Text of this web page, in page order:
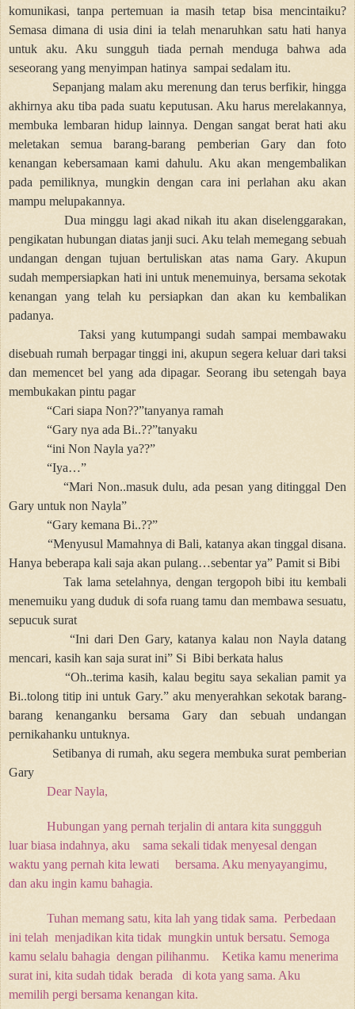
komunikasi, tanpa pertemuan ia masih tetap bisa mencintaiku?
Semasa dimana di usia dini ia telah menaruhkan satu hati hanya
untuk aku. Aku sungguh tiada pernah menduga bahwa ada
seseorang yang menyimpan hatinya sampai sedalam itu.
Sepanjang malam aku merenung dan terus berfikir, hingga
akhirnya aku tiba pada suatu keputusan. Aku harus merelakannya,
membuka lembaran hidup lainnya. Dengan sangat berat hati aku
meletakan semua barang-barang pemberian Gary dan foto
kenangan kebersamaan kami dahulu. Aku akan mengembalikan
pada pemiliknya, mungkin dengan cara ini perlahan aku akan
mampu melupakannya.
Dua minggu lagi akad nikah itu akan diselenggarakan,
pengikatan hubungan diatas janji suci. Aku telah memegang sebuah
undangan dengan tujuan bertuliskan atas nama Gary. Akupun
sudah mempersiapkan hati ini untuk menemuinya, bersama sekotak
kenangan yang telah ku persiapkan dan akan ku kembalikan
padanya.
Taksi yang kutumpangi sudah sampai membawaku
disebuah rumah berpagar tinggi ini, akupun segera keluar dari taksi
dan memencet bel yang ada dipagar. Seorang ibu setengah baya
membukakan pintu pagar
“Cari siapa Non??”tanyanya ramah
“Gary nya ada Bi..??”tanyaku
“ini Non Nayla ya??”
“Iya…”
“Mari Non..masuk dulu, ada pesan yang ditinggal Den
Gary untuk non Nayla”
“Gary kemana Bi..??”
“Menyusul Mamahnya di Bali, katanya akan tinggal disana.
Hanya beberapa kali saja akan pulang…sebentar ya” Pamit si Bibi
Tak lama setelahnya, dengan tergopoh bibi itu kembali
menemuiku yang duduk di sofa ruang tamu dan membawa sesuatu,
sepucuk surat
“Ini dari Den Gary, katanya kalau non Nayla datang
mencari, kasih kan saja surat ini” Si Bibi berkata halus
“Oh..terima kasih, kalau begitu saya sekalian pamit ya
Bi..tolong titip ini untuk Gary.” aku menyerahkan sekotak barang-
barang kenanganku bersama Gary dan sebuah undangan
pernikahanku untuknya.
Setibanya di rumah, aku segera membuka surat pemberian
Gary
Dear Nayla,
Hubungan yang pernah terjalin di antara kita sunggguh
luar biasa indahnya, aku
sama sekali tidak menyesal dengan
waktu yang pernah kita lewati
bersama. Aku menyayangimu,
dan aku ingin kamu bahagia.
Tuhan memang satu, kita lah yang tidak sama. Perbedaan
ini telah menjadikan kita tidak mungkin untuk bersatu. Semoga
kamu selalu bahagia dengan pilihanmu.
Ketika kamu menerima
surat ini, kita sudah tidak berada
di kota yang sama. Aku
memilih pergi bersama kenangan kita.